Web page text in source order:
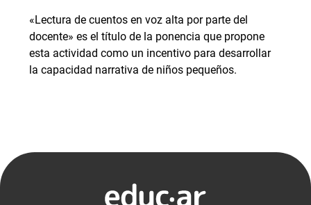
«Lectura de cuentos en voz alta por parte del
docente» es el título de la ponencia que propone
esta actividad como un incentivo para desarrollar
la capacidad narrativa de niños pequeños.